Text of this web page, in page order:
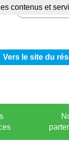
Vers le site du
contenus et